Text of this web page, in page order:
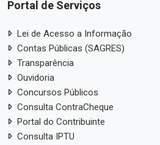
Portal de Serviços
Lei de Acesso a Informação
Contas Públicas (SAGRES)
Transparência
Ouvidoria
Concursos Públicos
Consulta ContraCheque
Portal do Contribuinte
Consulta IPTU